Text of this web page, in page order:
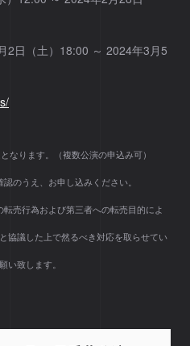
2日（土）18:00 ～ 2024年3月5
なります。（複数公演の申込み可）
のうえ、お申し込みください。
売行為および第三者への転売目的によ
協議した上で然るべき対応を取らせてい
い致します。